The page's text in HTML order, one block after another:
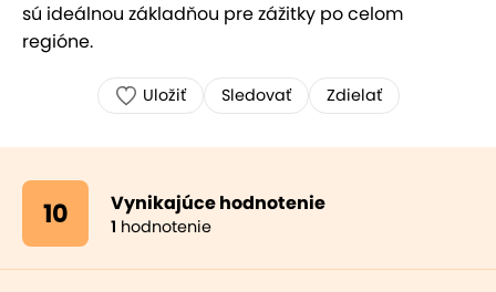
sú ideálnou základňou pre zážitky po celom
regióne.
Uložiť Sledovať Zdielať
10 Vynikajúce hodnotenie
1 hodnotenie